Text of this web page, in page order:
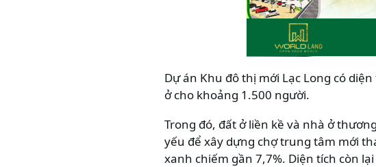
Dự án Khu đô thị mới Lạc Long có
ở cho khoảng 1.500 người.
Trong đó, đất ở liền kề và nhà ở
yếu để xây dựng chợ trung tâm mới
xanh chiếm gần 7,7%. Diện tích còn